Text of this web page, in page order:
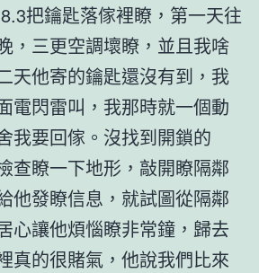
把鑰匙落傢裡瞭，第一天往
，三更空調壞瞭，並且我啥
天他寄的鑰匙還沒有到，我
電閃雷叫，我那時就一個動
我要回傢。沒找到開鎖的
查瞭一下地形，敲開瞭隔鄰
他發瞭信息，就試圖從隔鄰
心讓他煩惱瞭非常鐘，歸去
真的很賭氣，他說我們比來